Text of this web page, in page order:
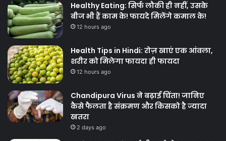
Healthy Eating: सिर्फ लौकी ही नहीं, उसके
बीज भी हैं काम के! फायदे मिलेंगे कमाल के!
12 hours ago
Health Tips in Hindi: रोज़ खाएं एक आंवला,
शरीर को मिलेगा फायदा ही फायदा
12 hours ago
Chandipura Virus ने बढ़ाई चिंता! जानिए
कैसे फैलता है संक्रमण और किसको है ज्यादा
खतरा
2 days ago